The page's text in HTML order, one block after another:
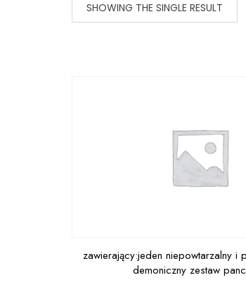
SHOWING THE SINGLE RESULT
zawierający:jeden niepowtarzalny i
demoniczny zestaw